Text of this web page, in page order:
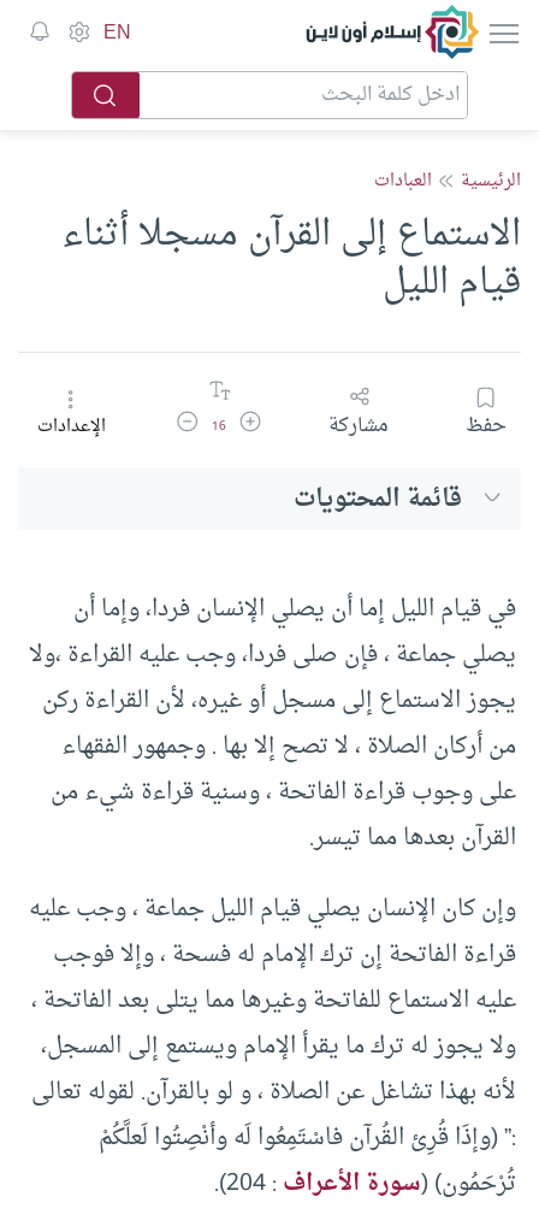
إسلام أون لاين EN
الرئيسية العبادات
الاستماع إلى القرآن مسجلا أثناء
قيام الليل
حفظ مشاركة زيادة حجم الخط
16 تقليل حجم الخطالإعدادات
قائمة المحتويات
في قيام الليل إما أن يصلي الإنسان فردا، وإما أن
يصلي جماعة ، فإن صلى فردا، وجب عليه القراءة ،ولا
يجوز الاستماع إلى مسجل أو غيره، لأن القراءة ركن
من أركان الصلاة ، لا تصح إلا بها . وجمهور الفقهاء
على وجوب قراءة الفاتحة ، وسنية قراءة شيء من
القرآن بعدها مما تيسر.
وإن كان الإنسان يصلي قيام الليل جماعة ، وجب عليه
قراءة الفاتحة إن ترك الإمام له فسحة ، وإلا فوجب
عليه الاستماع للفاتحة وغيرها مما يتلى بعد الفاتحة ،
ولا يجوز له ترك ما يقرأ الإمام ويستمع إلى المسجل،
لأنه بهذا تشاغل عن الصلاة ، و لو بالقرآن. لقوله تعالى
:” (وإذَا قُرِئ القُرآن فاسْتَمِعُوا لَه وأنْصِتُوا لَعلَّكُمْ
تُرْحَمُون) (سورة الأعراف: 204).